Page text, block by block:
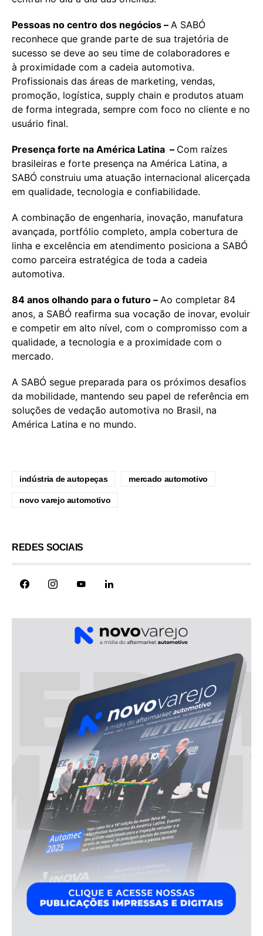
Pessoas no centro dos negócios – A SABÓ
reconhece que grande parte de sua trajetória de
sucesso se deve ao seu time de colaboradores e
à proximidade com a cadeia automotiva.
Profissionais das áreas de marketing, vendas,
promoção, logística, supply chain e produtos atuam
de forma integrada, sempre com foco no cliente e no
usuário final.
Presença forte na América Latina – Com raízes
brasileiras e forte presença na América Latina, a
SABÓ construiu uma atuação internacional alicerçada
em qualidade, tecnologia e confiabilidade.
A combinação de engenharia, inovação, manufatura
avançada, portfólio completo, ampla cobertura de
linha e excelência em atendimento posiciona a SABÓ
como parceira estratégica de toda a cadeia
automotiva.
84 anos olhando para o futuro – Ao completar 84
anos, a SABÓ reafirma sua vocação de inovar, evoluir
e competir em alto nível, com o compromisso com a
qualidade, a tecnologia e a proximidade com o
mercado.
A SABÓ segue preparada para os próximos desafios
da mobilidade, mantendo seu papel de referência em
soluções de vedação automotiva no Brasil, na
América Latina e no mundo.
indústria de autopeças mercado automotivo
novo varejo automotivo
REDES SOCIAIS